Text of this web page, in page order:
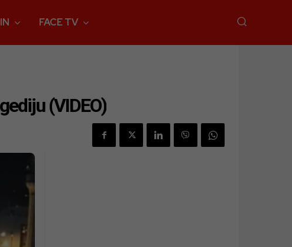
FACE TV
(VIDEO)